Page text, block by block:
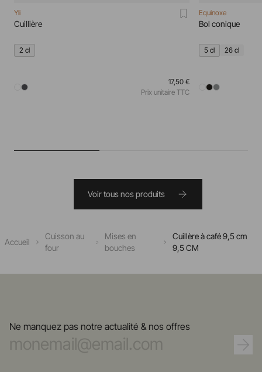
Yli
Cuillière
2 cl
17,50 €
Prix unitaire TTC
Equinoxe
Bol conique
5 cl 26 cl
Voir tous nos produits
Accueil
Cuisson au
four
Mises en
bouches
Cuillère à café 9,5 cm
9,5 CM
Ne manquez pas notre actualité & nos offres